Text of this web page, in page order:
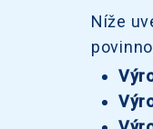
Níže